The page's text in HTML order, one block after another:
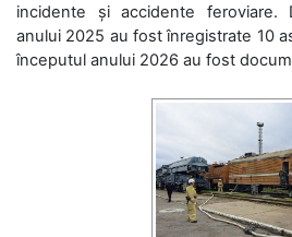
incidente și accidente feroviare.
anului 2025 au fost înregistrate 10
începutul anului 2026 au fost